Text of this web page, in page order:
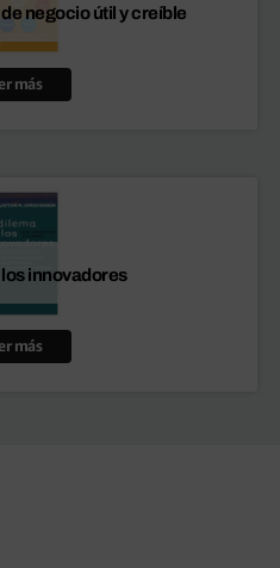
negocio útil y creíble
más
los innovadores
más